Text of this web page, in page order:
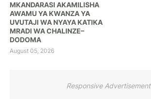
MKANDARASI AKAMILISHA
AWAMU YA KWANZA YA
UVUTAJI WA NYAYA KATIKA
MRADI WA CHALINZE–
DODOMA
August 05, 2026
Responsive Advertisement